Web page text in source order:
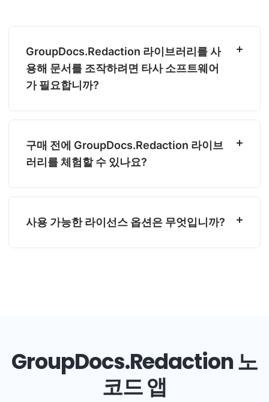
GroupDocs.Redaction 라이브러리를 사
용해 문서를 조작하려면 타사 소프트웨어
가 필요합니까?
구매 전에 GroupDocs.Redaction 라이브
러리를 체험할 수 있나요?
사용 가능한 라이선스 옵션은 무엇입니까?
GroupDocs.Redaction 노
코드 앱